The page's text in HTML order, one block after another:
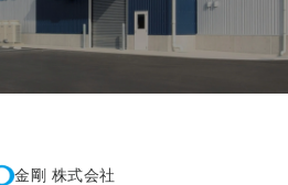
金剛 株式会社